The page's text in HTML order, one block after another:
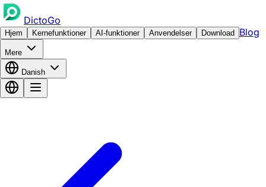
DictoGo
Hjem Kernefunktioner AI-funktioner Anvendelser Download Blog
Mere
Danish